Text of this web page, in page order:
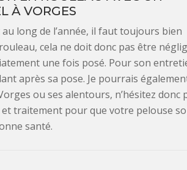
À VORGES
long de l’année, il faut toujours bien
cela ne doit donc pas être
une fois posé. Pour son
après sa pose. Je pourrais
ou ses alentours, n’hésitez donc
traitement pour que votre pelouse
santé.